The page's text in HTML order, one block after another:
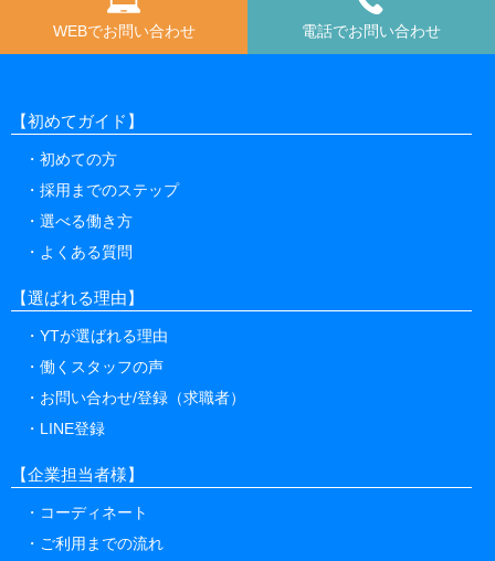
WEBでお問い合わせ 電話でお問い合わせ
【初めてガイド】
初めての方
採用までのステップ
選べる働き方
よくある質問
【選ばれる理由】
YTが選ばれる理由
働くスタッフの声
お問い合わせ/登録（求職者）
LINE登録
【企業担当者様】
コーディネート
ご利用までの流れ